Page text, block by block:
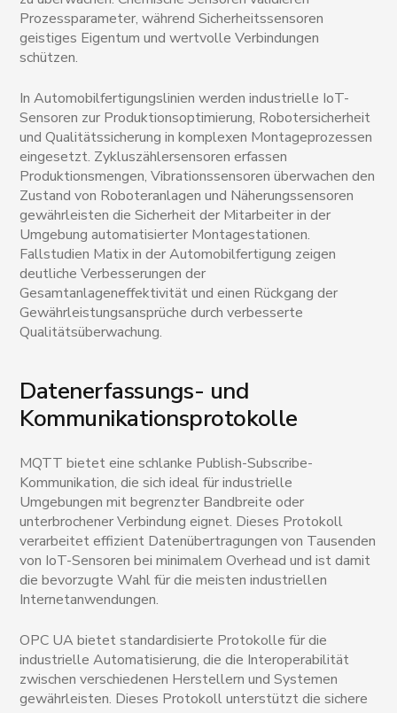
Prozessparameter, während Sicherheitssensoren
geistiges Eigentum und wertvolle Verbindungen
schützen.
In Automobilfertigungslinien werden industrielle IoT-
Sensoren zur Produktionsoptimierung, Robotersicherheit
und Qualitätssicherung in komplexen Montageprozessen
eingesetzt. Zykluszählersensoren erfassen
Produktionsmengen, Vibrationssensoren überwachen den
Zustand von Roboteranlagen und Näherungssensoren
gewährleisten die Sicherheit der Mitarbeiter in der
Umgebung automatisierter Montagestationen.
Fallstudien Matix in der Automobilfertigung zeigen
deutliche Verbesserungen der
Gesamtanlageneffektivität und einen Rückgang der
Gewährleistungsansprüche durch verbesserte
Qualitätsüberwachung.
Datenerfassungs- und
Kommunikationsprotokolle
MQTT bietet eine schlanke Publish-Subscribe-
Kommunikation, die sich ideal für industrielle
Umgebungen mit begrenzter Bandbreite oder
unterbrochener Verbindung eignet. Dieses Protokoll
verarbeitet effizient Datenübertragungen von Tausenden
von IoT-Sensoren bei minimalem Overhead und ist damit
die bevorzugte Wahl für die meisten industriellen
Internetanwendungen.
OPC UA bietet standardisierte Protokolle für die
industrielle Automatisierung, die die Interoperabilität
zwischen verschiedenen Herstellern und Systemen
gewährleisten. Dieses Protokoll unterstützt die sichere